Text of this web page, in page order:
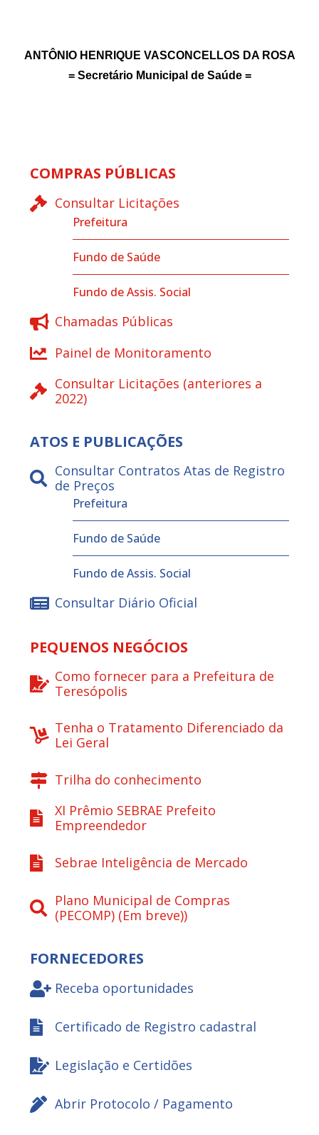
ANTÔNIO HENRIQUE VASCONCELLOS DA ROSA
= Secretário Municipal de Saúde =
COMPRAS PÚBLICAS
Consultar Licitações
Prefeitura
Fundo de Saúde
Fundo de Assis. Social
Chamadas Públicas
Painel de Monitoramento
Consultar Licitações (anteriores a
2022)
ATOS E PUBLICAÇÕES
Consultar Contratos Atas de Registro
de Preços
Prefeitura
Fundo de Saúde
Fundo de Assis. Social
Consultar Diário Oficial
PEQUENOS NEGÓCIOS
Como fornecer para a Prefeitura de
Teresópolis
Tenha o Tratamento Diferenciado da
Lei Geral
Trilha do conhecimento
XI Prêmio SEBRAE Prefeito
Empreendedor
Sebrae Inteligência de Mercado
Plano Municipal de Compras
(PECOMP) (Em breve))
FORNECEDORES
Receba oportunidades
Certificado de Registro cadastral
Legislação e Certidões
Abrir Protocolo / Pagamento